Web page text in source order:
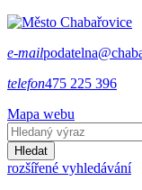
e-mail
telefon475 225 396
Mapa webu
Hledat
rozšířené vyhledávání